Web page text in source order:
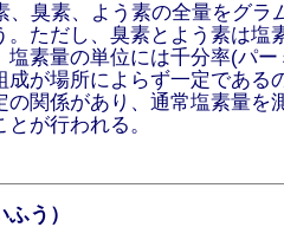
、臭素、よう素の全量をグラ
。ただし、臭素とよう素は塩
塩素量の単位には千分率(パー
成が場所によらず一定である
の関係があり、通常塩素量を
が行われる。
う）